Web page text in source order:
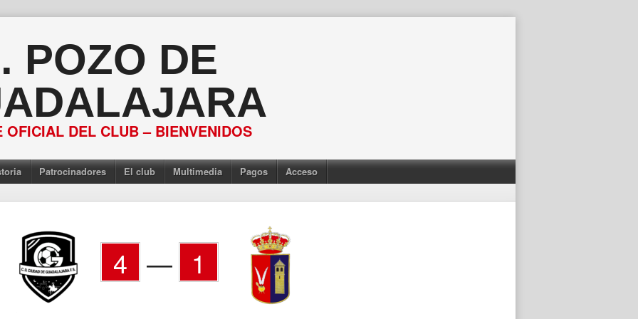
POZO DE
OFICIAL DEL CLUB – BIENVENIDOS
Patrocinadores El club Multimedia Pagos Acceso
4 — 1